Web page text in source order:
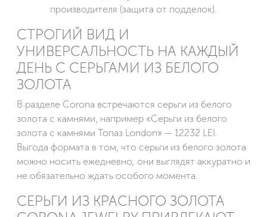
производителя (защита от подделок).
СТРОГИЙ ВИД И
УНИВЕРСАЛЬНОСТЬ НА КАЖДЫЙ
ДЕНЬ С СЕРЬГАМИ ИЗ БЕЛОГО
ЗОЛОТА
В разделе Corona встречаются серьги из белого
золота с камнями, например «Серьги из белого
золота с камнями Топаз London» — 12232 LEI.
Выгода формата в том, что серьги из белого золота
можно носить ежедневно, они выглядят аккуратно и
не обязательно ждать особого момента.
СЕРЬГИ ИЗ КРАСНОГО ЗОЛОТА